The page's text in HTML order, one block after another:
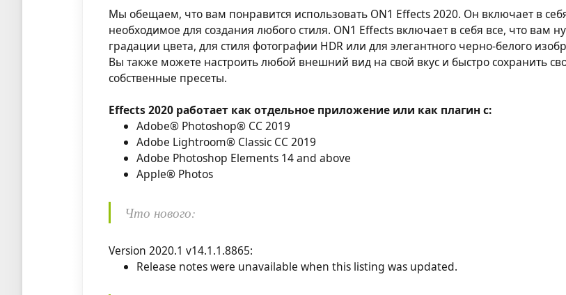
Мы обещаем, что вам понравится использовать ON1 Effects 2020. Он включает в
необходимое для создания любого стиля. ON1 Effects включает в себя все, что вам
градации цвета, для стиля фотографии HDR или для элегантного черно-белого
Вы также можете настроить любой внешний вид на свой вкус и быстро сохранить
собственные пресеты.
Effects 2020 работает как отдельное приложение или как плагин с:
Adobe® Photoshop® CC 2019
Adobe Lightroom® Classic CC 2019
Adobe Photoshop Elements 14 and above
Apple® Photos
Что нового:
Version 2020.1 v14.1.1.8865:
Release notes were unavailable when this listing was updated.